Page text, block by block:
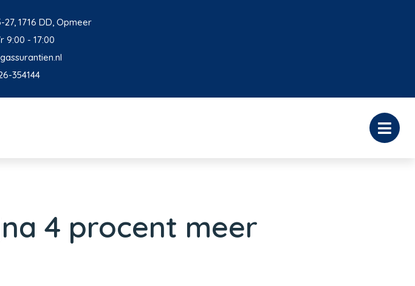
1716 DD, Opmeer
9:00 - 17:00
354144
4 procent meer